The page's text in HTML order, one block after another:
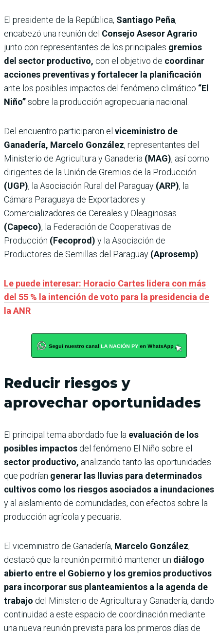
El presidente de la República, Santiago Peña,
encabezó una reunión del Consejo Asesor Agrario
junto con representantes de los principales gremios
del sector productivo, con el objetivo de coordinar
acciones preventivas y fortalecer la planificación
ante los posibles impactos del fenómeno climático “El
Niño”sobre la producción agropecuaria nacional.
Del encuentro participaron el viceministro de
Ganadería, Marcelo González, representantes del
Ministerio de Agricultura y Ganadería (MAG), así como
dirigentes de la Unión de Gremios de la Producción
(UGP), la Asociación Rural del Paraguay (ARP), la
Cámara Paraguaya de Exportadores y
Comercializadores de Cereales y Oleaginosas
(Capeco), la Federación de Cooperativas de
Producción (Fecoprod) y la Asociación de
Productores de Semillas del Paraguay (Aprosemp)
Le puede interesar: Horacio Cartes lidera con más
del 55 % la intención de voto para la presidencia de
la ANR
Reducir riesgos y
aprovechar oportunidades
El principal tema abordado fue la evaluación de los
posibles impactos del fenómeno El Niño sobre el
sector productivo, analizando tanto las oportunidades
que podrían generar las lluvias para determinados
cultivos como los riesgos asociados a inundaciones
y al aislamiento de comunidades, con efectos sobre la
producción agrícola y pecuaria.
El viceministro de Ganadería, Marcelo González,
destacó que la reunión permitió mantener un diálogo
abierto entre el Gobierno y los gremios productivos
para incorporar sus planteamientos a la agenda de
trabajo del Ministerio de Agricultura y Ganadería, dando
continuidad a este espacio de coordinación mediante
una nueva reunión prevista para los primeros días de